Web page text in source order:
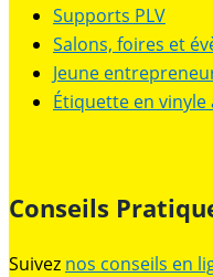
Supports PLV
Salons, foires et
Jeune
Étiquette en
Conseils
Suivez nos conseils en